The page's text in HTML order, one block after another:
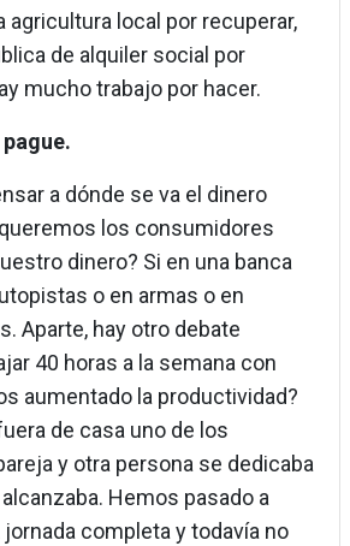
agricultura local por recuperar,
de alquiler social por
mucho trabajo por hacer.
a dónde se va el dinero
los consumidores
dinero? Si en una banca
o en armas o en
Aparte, hay otro debate
40 horas a la semana con
aumentado la productividad?
de casa uno de los
y otra persona se dedicaba
Hemos pasado a
completa y todavía no